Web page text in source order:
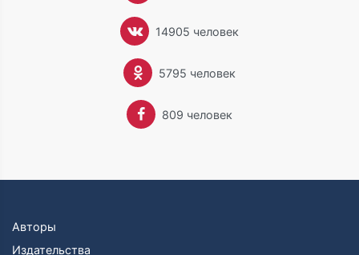
14905 человек
5795 человек
809 человек
Авторы
Издательства